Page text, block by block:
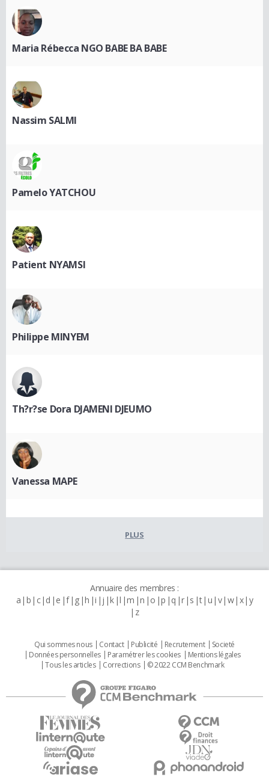
Maria Rébecca NGO BABE BA BABE
Nassim SALMI
Pamelo YATCHOU
Patient NYAMSI
Philippe MINYEM
Th?r?se Dora DJAMENI DJEUMO
Vanessa MAPE
PLUS
Annuaire des membres :
a b c d e f g h i j k l m n o p q r s t u v w x y
z
Qui sommes nous Contact Publicité Recrutement
Societé
Données personnelles
Paramétrer les cookies
Mentions légales
Tous les articles
Corrections © 2022 CCM Benchmark